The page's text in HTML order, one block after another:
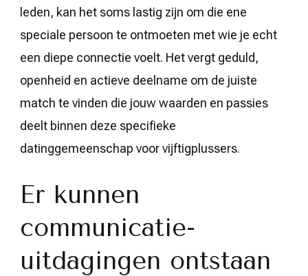
leden, kan het soms lastig zijn om die ene
speciale persoon te ontmoeten met wie je echt
een diepe connectie voelt. Het vergt geduld,
openheid en actieve deelname om de juiste
match te vinden die jouw waarden en passies
deelt binnen deze specifieke
datinggemeenschap voor vijftigplussers.
Er kunnen
communicatie-
uitdagingen ontstaan